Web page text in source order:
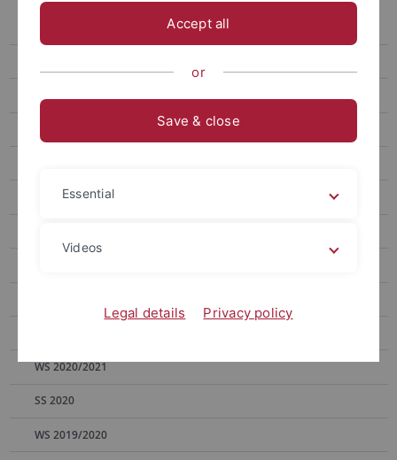
SS 2023
WS 2020/2021
SS 2020
WS 2019/2020
Accept all
or
Save & close
Essential
Videos
Legal details Privacy policy